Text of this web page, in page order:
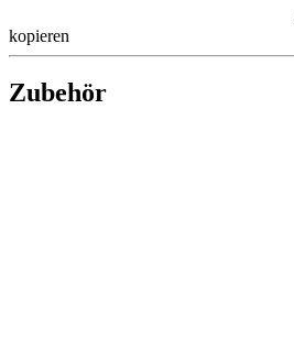
kopieren
Zubehör